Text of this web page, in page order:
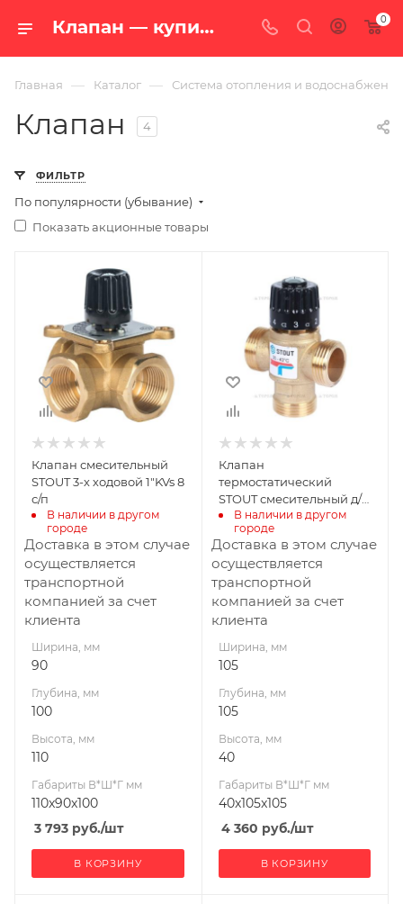
Клапан — купить в Екатеринбурге по цене от 305 руб. с доставкой по России в интернет-магазине «100 печей.ру» 0
Главная — Каталог — Система отопления и водоснабжения
Клапан 4
ФИЛЬТР
По популярности (убывание)
Показать акционные товары
Ширина, мм
Глубина, мм
100
Высота, мм
110
Габариты В*Ш*Г мм
Клапан смесительный
STOUT 3-х ходовой 1"KVs 8
с/п
В наличии в другом
городе
Доставка в этом случае
осуществляется
транспортной
компанией за счет
клиента
Ширина, мм
90
Глубина, мм
100
Высота, мм
110
Габариты В*Ш*Г мм
110x90x100
3 793 руб./шт
В КОРЗИНУ
Ширина, мм
Глубина, мм
Высота, мм
40
Габариты В*Ш*Г мм
Клапан
термостатический
STOUT смесительный д/
систем отопления и ГВС
G 1” M с/п
В наличии в другом
городе
Доставка в этом случае
осуществляется
транспортной
компанией за счет
клиента
Ширина, мм
105
Глубина, мм
105
Высота, мм
40
Габариты В*Ш*Г мм
40x105x105
4 360 руб./шт
В КОРЗИНУ